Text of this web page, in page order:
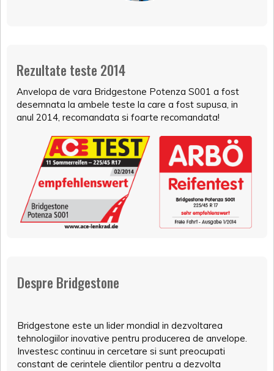
Rezultate teste 2014
Anvelopa de vara Bridgestone Potenza S001 a fost
desemnata la ambele teste la care a fost supusa, in
anul 2014, recomandata si foarte recomandata!
Despre Bridgestone
Bridgestone este un lider mondial in dezvoltarea
tehnologiilor inovative pentru producerea de anvelope.
Investesc continuu in cercetare si sunt preocupati
constant de cerintele clientilor pentru a dezvolta